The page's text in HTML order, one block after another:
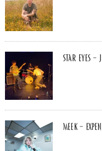
Star Eyes
MEEK –